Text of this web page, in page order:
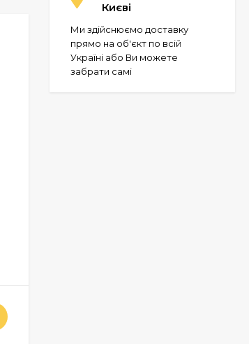
Києві
Ми здійснюємо доставку
прямо на об'єкт по всій
Україні або Ви можете
забрати самі